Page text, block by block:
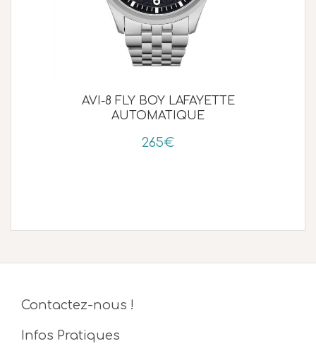
AVI-8 FLY BOY LAFAYETTE
AUTOMATIQUE
265€
Contactez-nous !
Infos Pratiques